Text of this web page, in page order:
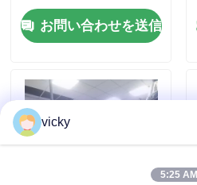
ニュース
事件
トルクの力量計
お問い合わせを送信
vicky
5:25 AM